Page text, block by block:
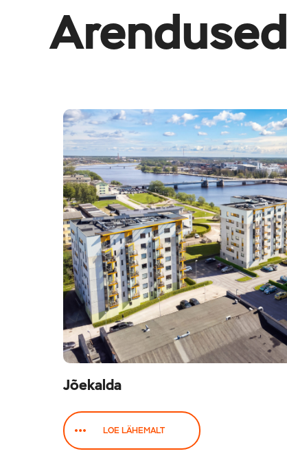
Arendused
Jõekalda
LOE LÄHEMALT